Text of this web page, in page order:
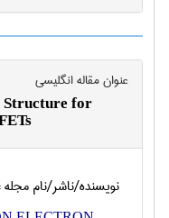
عنوان مقاله انگليسی
Structure for
نویسنده/ناشر/نام مجله :